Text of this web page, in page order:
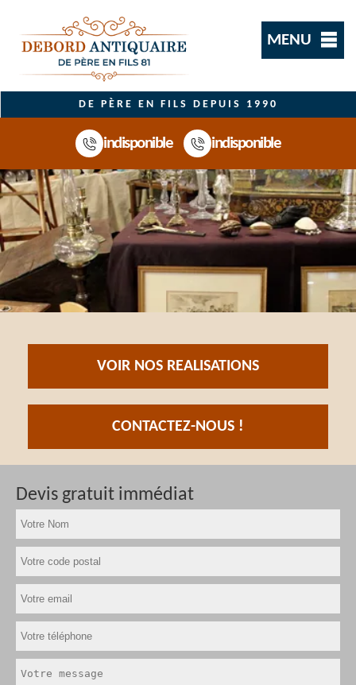
MENU
DE PÈRE EN FILS DEPUIS 1990
indisponible indisponible
VOIR NOS REALISATIONS
CONTACTEZ-NOUS !
Devis gratuit immédiat